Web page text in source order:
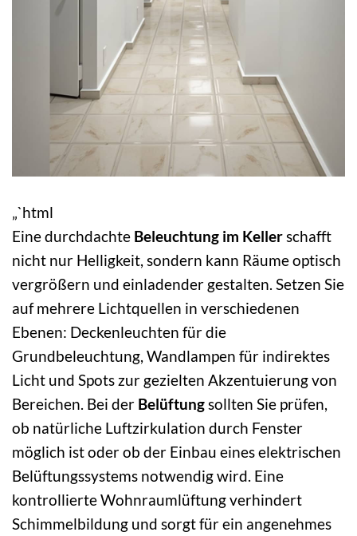
„`html
Eine durchdachte Beleuchtung im Kellerschafft
nicht nur Helligkeit, sondern kann Räume optisch
vergrößern und einladender gestalten. Setzen Sie
auf mehrere Lichtquellen in verschiedenen
Ebenen: Deckenleuchten für die
Grundbeleuchtung, Wandlampen für indirektes
Licht und Spots zur gezielten Akzentuierung von
Bereichen. Bei der Belüftungsollten Sie prüfen,
ob natürliche Luftzirkulation durch Fenster
möglich ist oder ob der Einbau eines elektrischen
Belüftungssystems notwendig wird. Eine
kontrollierte Wohnraumlüftung verhindert
Schimmelbildung und sorgt für ein angenehmes